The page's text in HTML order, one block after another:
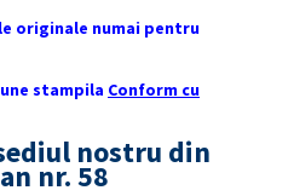
originale numai pentru
stampila Conform cu
nostru din
nr. 58